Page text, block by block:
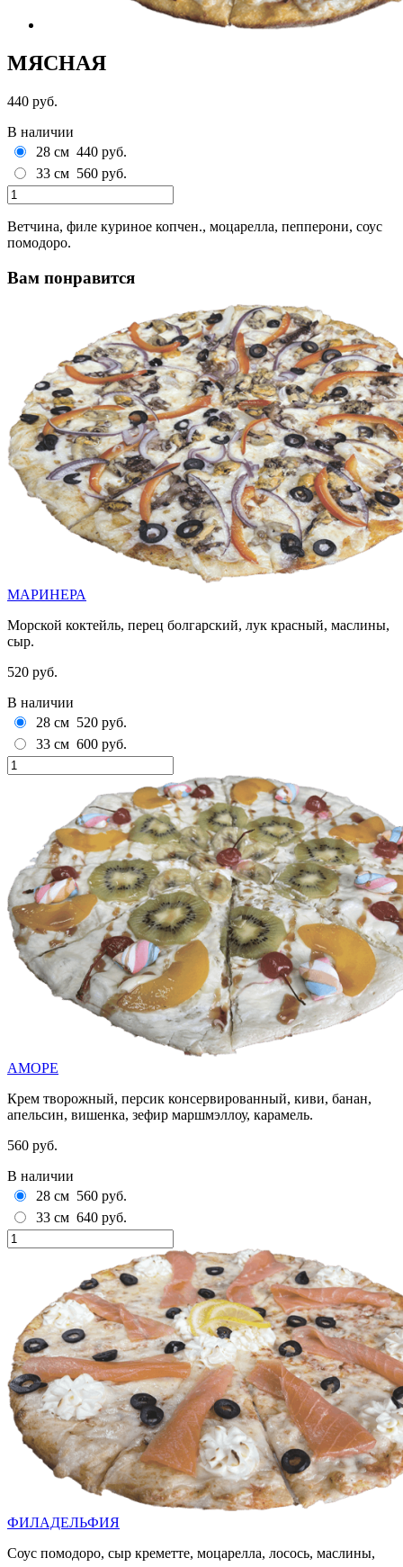
МЯСНАЯ
440 руб.
В наличии
28 см 440 руб.
33 см 560 руб.
Ветчина, филе куриное копчен., моцарелла, пепперони, соус
помодоро.
Вам понравится
МАРИНЕРА
Морской коктейль, перец болгарский, лук красный, маслины,
сыр.
520 руб.
В наличии
28 см 520 руб.
33 см 600 руб.
АМОРЕ
Крем творожный, персик консервированный, киви, банан,
апельсин, вишенка, зефир маршмэллоу, карамель.
560 руб.
В наличии
28 см 560 руб.
33 см 640 руб.
ФИЛАДЕЛЬФИЯ
Соус помодоро, сыр креметте, моцарелла, лосось, маслины,